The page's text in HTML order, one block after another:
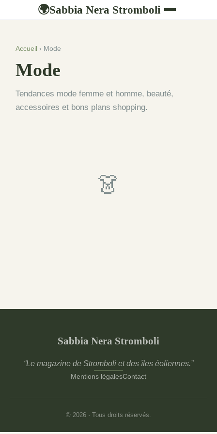
🌍Sabbia Nera Stromboli
Accueil › Mode
Mode
Tendances mode femme et homme, beauté,
accessoires et bons plans shopping.
👗
Sabbia Nera Stromboli
“Le magazine de Stromboli et des îles éoliennes.”
Mentions légalesContact
© 2026 · Tous droits réservés.